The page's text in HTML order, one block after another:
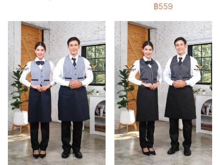
฿559